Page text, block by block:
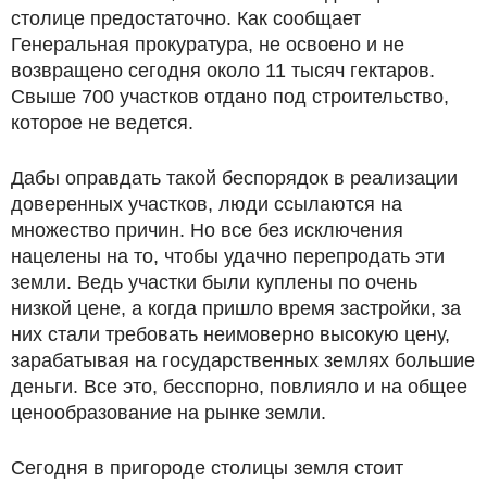
столице предостаточно. Как сообщает
Генеральная прокуратура, не освоено и не
возвращено сегодня около 11 тысяч гектаров.
Свыше 700 участков отдано под строительство,
которое не ведется.
Дабы оправдать такой беспорядок в реализации
доверенных участков, люди ссылаются на
множество причин. Но все без исключения
нацелены на то, чтобы удачно перепродать эти
земли. Ведь участки были куплены по очень
низкой цене, а когда пришло время застройки, за
них стали требовать неимоверно высокую цену,
зарабатывая на государственных землях большие
деньги. Все это, бесспорно, повлияло и на общее
ценообразование на рынке земли.
Сегодня в пригороде столицы земля стоит